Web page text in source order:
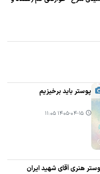
پوستر باید برخیزیم
۱۴۰۵-۰۴-۱۵ ۱۱:۰۵
هنری آقای شهید ایران